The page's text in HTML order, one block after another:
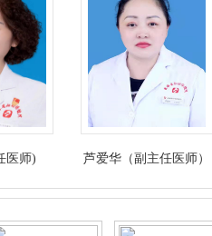
芦爱华（副主任医师）